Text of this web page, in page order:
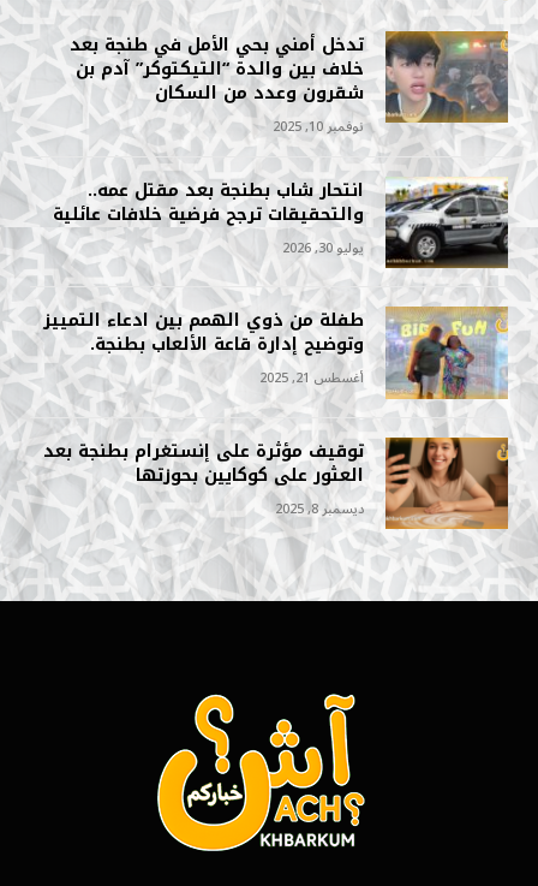
تدخل أمني بحي الأمل في طنجة بعد
خلاف بين والدة “التيكتوكر” آدم بن
شقرون وعدد من السكان
نوفمبر 10, 2025
انتحار شاب بطنجة بعد مقتل عمه..
والتحقيقات ترجح فرضية خلافات عائلية
يوليو 30, 2026
طفلة من ذوي الهمم بين ادعاء التمييز
وتوضيح إدارة قاعة الألعاب بطنجة.
أغسطس 21, 2025
توقيف مؤثرة على إنستغرام بطنجة بعد
العثور على كوكايين بحوزتها
ديسمبر 8, 2025